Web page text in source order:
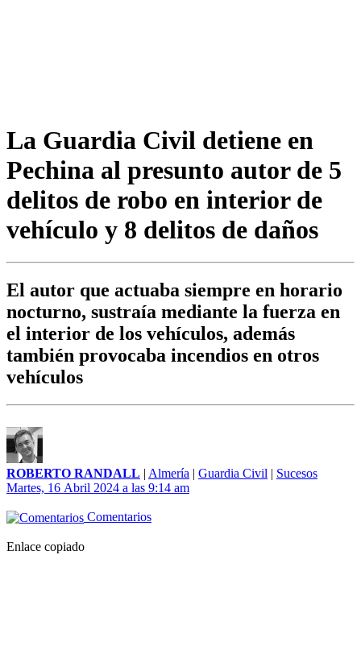
La Guardia Civil detiene en
Pechina al presunto autor de 5
delitos de robo en interior de
vehículo y 8 delitos de daños
El autor que actuaba siempre en horario
nocturno, sustraía mediante la fuerza en
el interior de los vehículos, además
también provocaba incendios en otros
vehículos
ROBERTO RANDALL | Almería | Guardia Civil | Sucesos
Martes, 16 Abril 2024 a las 9:14 am
Comentarios
Enlace copiado